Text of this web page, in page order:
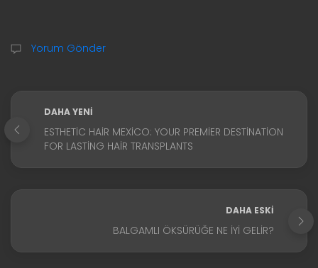
Yorum Gönder
DAHA YENI
ESTHETIC HAIR MEXICO: YOUR PREMIER DESTINATION
FOR LASTING HAIR TRANSPLANTS
DAHA ESKI
BALGAMLI ÖKSÜRÜĞE NE İYI GELIR?